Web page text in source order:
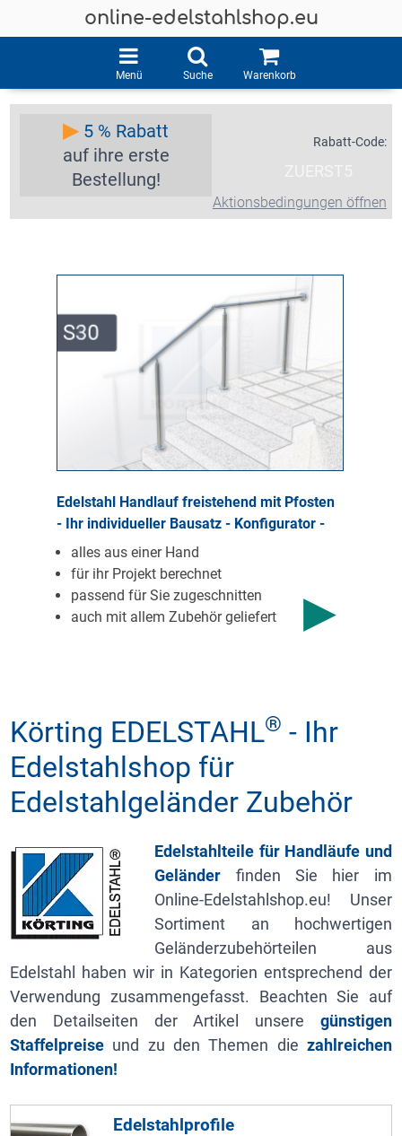
online-edelstahlshop.eu
Menü Suche Warenkorb
▶ 5 % Rabatt
auf ihre erste
Bestellung!
Rabatt-Code:
Aktionsbedingungen öffnen
Edelstahl Handlauf freistehend mit Pfosten
- Ihr individueller Bausatz - Konfigurator -
alles aus einer Hand
für ihr Projekt berechnet
passend für Sie zugeschnitten
auch mit allem Zubehör geliefert
Körting EDELSTAHL® - Ihr
Edelstahlshop für
Edelstahlgeländer Zubehör
Edelstahlteile für Handläufe und
Geländer finden Sie hier im
Online-Edelstahlshop.eu! Unser
Sortiment an hochwertigen
Geländerzubehörteilen aus
Edelstahl haben wir in Kategorien entsprechend der
Verwendung zusammengefasst. Beachten Sie auf
den Detailseiten der Artikel unsere günstigen
Staffelpreise und zu den Themen die zahlreichen
Informationen!
Edelstahlprofile